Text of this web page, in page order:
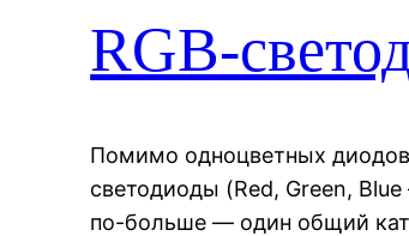
RGB-
Помимо одноцветных
светодиоды (Red, Green,
по-больше — один общий